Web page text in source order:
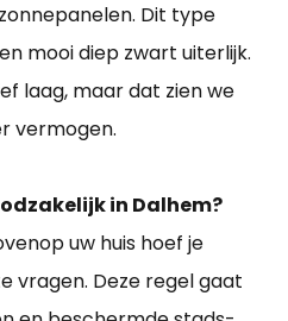
Dit type
mooi diep zwart uiterlijk.
laag, maar dat zien we
vermogen.
in Dalhem?
uw huis hoef je
vragen. Deze regel gaat